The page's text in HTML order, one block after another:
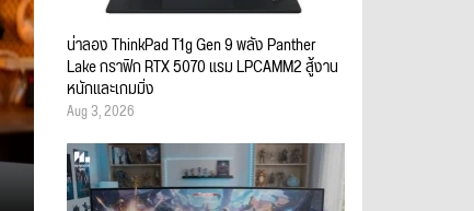
น่าลอง ThinkPad T1g Gen 9 พลัง Panther
Lake กราฟิก RTX 5070 แรม LPCAMM2 สู้งาน
หนักและเกมมิ่ง
Aug 3, 2026